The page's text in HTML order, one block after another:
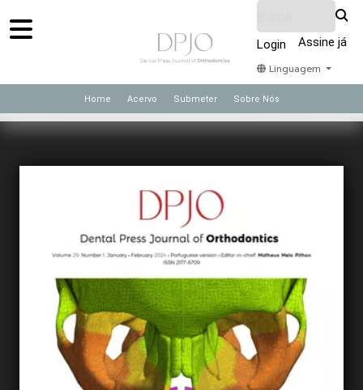
Login Assine já
Linguagem
Home Acervo Submeter Sobre Nós